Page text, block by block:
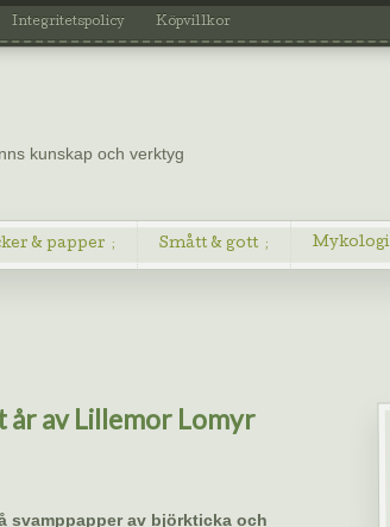
Integritetspolicy Köpvillkor
kunskap och verktyg
& papper Smått & gott Mykologi
av Lillemor Lomyr
svamppapper av björkticka och